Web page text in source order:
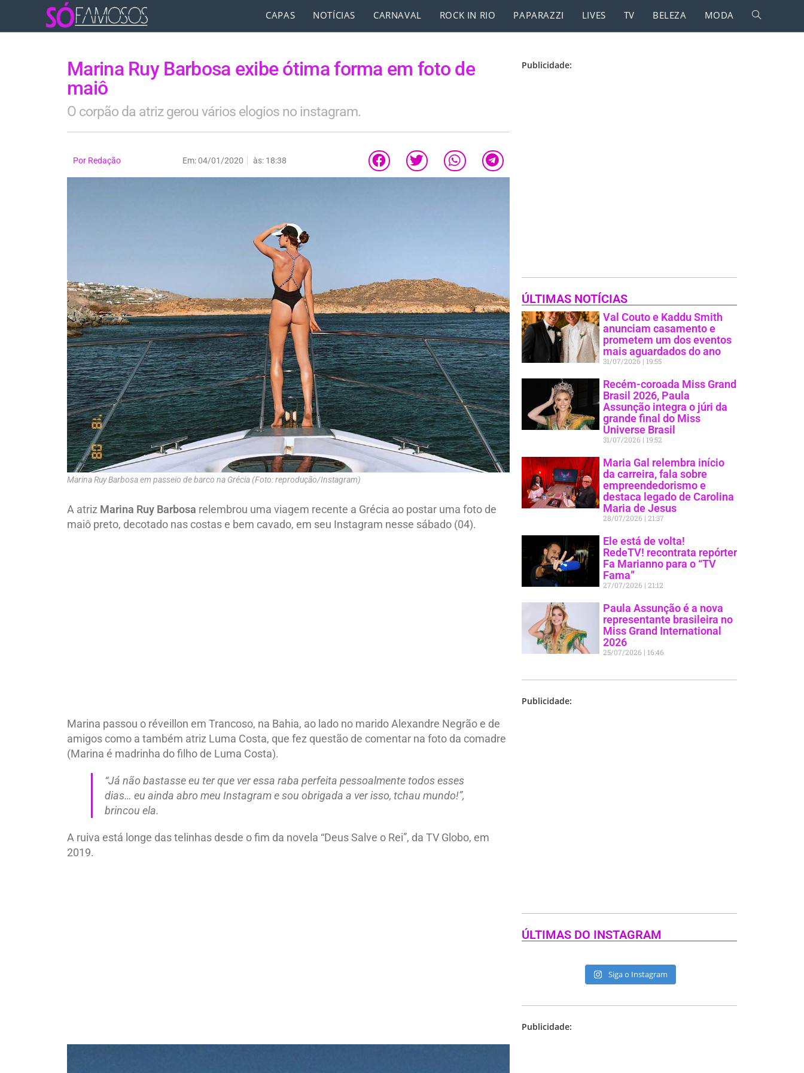
CAPAS NOTÍCIAS CARNAVAL ROCK IN RIO PAPARAZZI LIVES TV BELEZA MODA
Marina Ruy Barbosa exibe ótima forma em foto de
maiô
O corpão da atriz gerou vários elogios no instagram.
Por Redação Em:04/01/2020 às: 18:38
Marina Ruy Barbosa em passeio de barco na Grécia (Foto: reprodução/Instagram)
A atriz Marina Ruy Barbosa relembrou uma viagem recente a Grécia ao postar uma foto de
maiô preto, decotado nas costas e bem cavado, em seu Instagram nesse sábado (04).
Marina passou o réveillon em Trancoso, na Bahia, ao lado no marido Alexandre Negrão e de
amigos como a também atriz Luma Costa, que fez questão de comentar na foto da comadre
(Marina é madrinha do filho de Luma Costa).
“Já não bastasse eu ter que ver essa raba perfeita pessoalmente todos esses
dias… eu ainda abro meu Instagram e sou obrigada a ver isso, tchau mundo!”,
brincou ela.
A ruiva está longe das telinhas desde o fim da novela “Deus Salve o Rei”, da TV Globo, em
2019.
Publicidade:
ÚLTIMAS NOTÍCIAS
Val Couto e Kaddu Smith
anunciam casamento e
prometem um dos eventos
mais aguardados do ano
31/07/2026 19:55
Recém-coroada Miss Grand
Brasil 2026, Paula
Assunção integra o júri da
grande final do Miss
Universe Brasil
31/07/2026 19:52
Maria Gal relembra início
da carreira, fala sobre
empreendedorismo e
destaca legado de Carolina
Maria de Jesus
28/07/2026 21:37
Ele está de volta!
RedeTV! recontrata repórter
Fa Marianno para o “TV
Fama”
27/07/2026 21:12
Paula Assunção é a nova
representante brasileira no
Miss Grand International
2026
25/07/2026 16:46
Publicidade:
ÚLTIMAS DO INSTAGRAM
Siga o Instagram
Publicidade: